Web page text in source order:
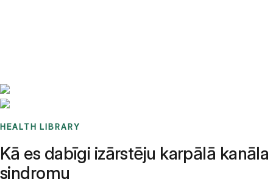
HEALTH LIBRARY
Kā es dabīgi izārstēju karpālā kanāla
sindromu